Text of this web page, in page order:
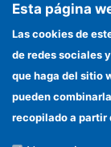
Esta página
Las cookies de
de redes sociales
que haga del sitio
pueden
recopilado a partir